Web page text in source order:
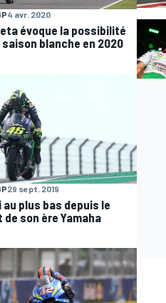
4 avr. 2020
évoque la possibilité
saison blanche en 2020
29 sept. 2019
au plus bas depuis le
de son ère Yamaha